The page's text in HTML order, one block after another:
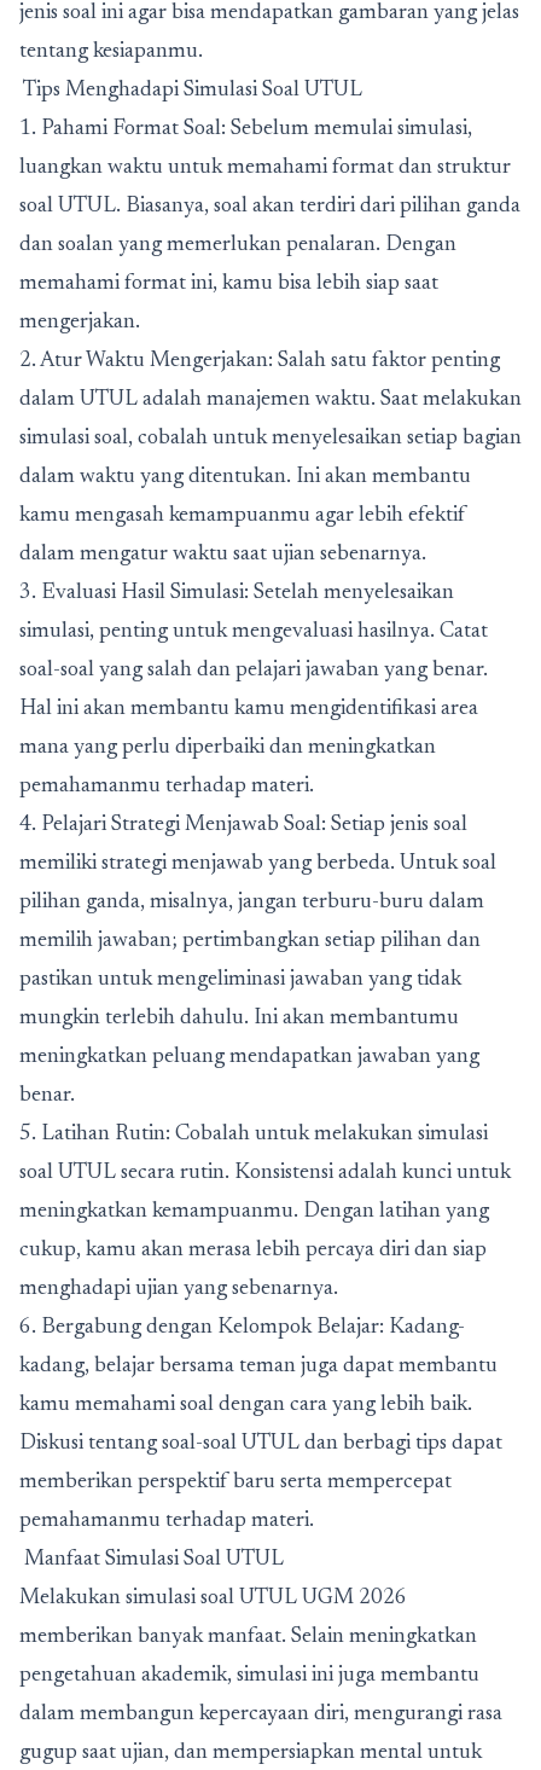
jenis soal ini agar bisa mendapatkan gambaran yang jelas
tentang kesiapanmu.
Tips Menghadapi Simulasi Soal UTUL
1. Pahami Format Soal: Sebelum memulai simulasi,
luangkan waktu untuk memahami format dan struktur
soal UTUL. Biasanya, soal akan terdiri dari pilihan ganda
dan soalan yang memerlukan penalaran. Dengan
memahami format ini, kamu bisa lebih siap saat
mengerjakan.
2. Atur Waktu Mengerjakan: Salah satu faktor penting
dalam UTUL adalah manajemen waktu. Saat melakukan
simulasi soal, cobalah untuk menyelesaikan setiap bagian
dalam waktu yang ditentukan. Ini akan membantu
kamu mengasah kemampuanmu agar lebih efektif
dalam mengatur waktu saat ujian sebenarnya.
3. Evaluasi Hasil Simulasi: Setelah menyelesaikan
simulasi, penting untuk mengevaluasi hasilnya. Catat
soal-soal yang salah dan pelajari jawaban yang benar.
Hal ini akan membantu kamu mengidentifikasi area
mana yang perlu diperbaiki dan meningkatkan
pemahamanmu terhadap materi.
4. Pelajari Strategi Menjawab Soal: Setiap jenis soal
memiliki strategi menjawab yang berbeda. Untuk soal
pilihan ganda, misalnya, jangan terburu-buru dalam
memilih jawaban; pertimbangkan setiap pilihan dan
pastikan untuk mengeliminasi jawaban yang tidak
mungkin terlebih dahulu. Ini akan membantumu
meningkatkan peluang mendapatkan jawaban yang
benar.
5. Latihan Rutin: Cobalah untuk melakukan simulasi
soal UTUL secara rutin. Konsistensi adalah kunci untuk
meningkatkan kemampuanmu. Dengan latihan yang
cukup, kamu akan merasa lebih percaya diri dan siap
menghadapi ujian yang sebenarnya.
6. Bergabung dengan Kelompok Belajar: Kadang-
kadang, belajar bersama teman juga dapat membantu
kamu memahami soal dengan cara yang lebih baik.
Diskusi tentang soal-soal UTUL dan berbagi tips dapat
memberikan perspektif baru serta mempercepat
pemahamanmu terhadap materi.
Manfaat Simulasi Soal UTUL
Melakukan simulasi soal UTUL UGM 2026
memberikan banyak manfaat. Selain meningkatkan
pengetahuan akademik, simulasi ini juga membantu
dalam membangun kepercayaan diri, mengurangi rasa
gugup saat ujian, dan mempersiapkan mental untuk